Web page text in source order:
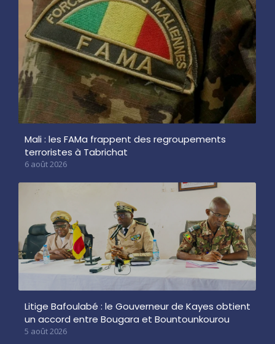
Mali : les FAMa frappent des regroupements
terroristes à Tabrichat
6 août 2026
Litige Bafoulabé : le Gouverneur de Kayes obtient
un accord entre Bougara et Bountounkourou
5 août 2026